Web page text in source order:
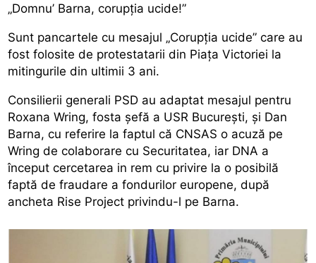
„Domnu’ Barna, corupția ucide!”
Sunt pancartele cu mesajul „Corupția ucide” care au
fost folosite de protestatarii din Piața Victoriei la
mitingurile din ultimii 3 ani.
Consilierii generali PSD au adaptat mesajul pentru
Roxana Wring, fosta șefă a USR București, și Dan
Barna, cu referire la faptul că CNSAS o acuză pe
Wring de colaborare cu Securitatea, iar DNA a
început cercetarea in rem cu privire la o posibilă
faptă de fraudare a fondurilor europene, după
ancheta Rise Project privindu-l pe Barna.